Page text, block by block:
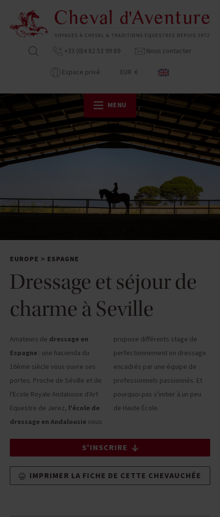
+33 (0)4 82 53 99 89 Nous contacter
Espace privé EUR €
MENU
EUROPE > ESPAGNE
Dressage et séjour de
charme à Seville
Amateurs de dressage en
Espagne : une hacienda du
16ème siècle vous ouvre ses
portes. Proche de Séville et de
l'Ecole Royale Andalouse d'Art
Equestre de Jerez, l'école de
dressage en Andalousie vous
propose différents stage de
perfectionnement en dressage
encadrés par une équipe de
professionnels passionnés. Et
pourquoi pas s'initier à un peu
de Haute École.
S'INSCRIRE
IMPRIMER LA FICHE DE CETTE CHEVAUCHÉE